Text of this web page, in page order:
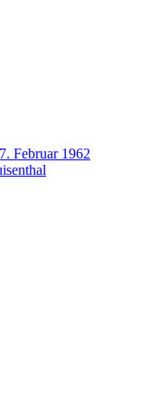
Februar 1962